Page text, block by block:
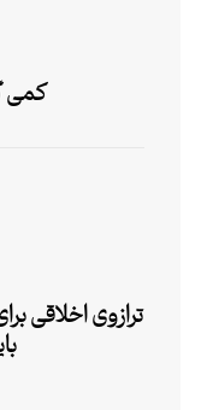
کمی
ترازوی اخلاقی